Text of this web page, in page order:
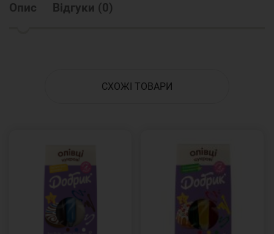
Опис Відгуки (0)
СХОЖІ ТОВАРИ